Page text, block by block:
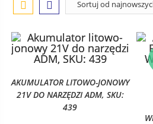
AKUMULATOR LITOWO-JONOWY
21V DO NARZĘDZI ADM, SKU:
439